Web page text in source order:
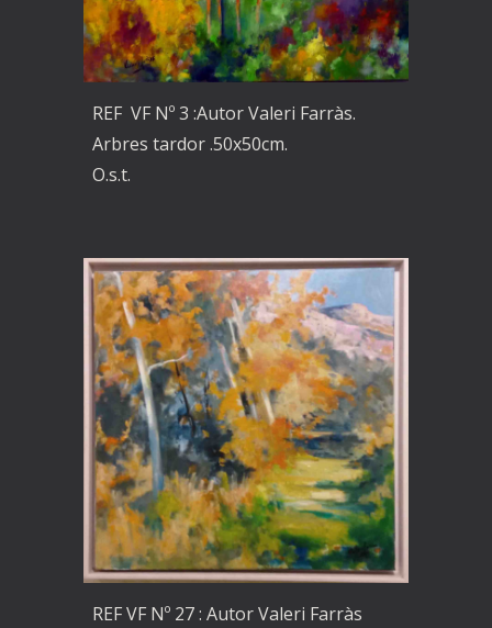
REF VF Nº 3 :Autor Valeri Farràs.
Arbres tardor .50x50cm.
O.s.t.
REF VF Nº 27 : Autor Valeri Farràs